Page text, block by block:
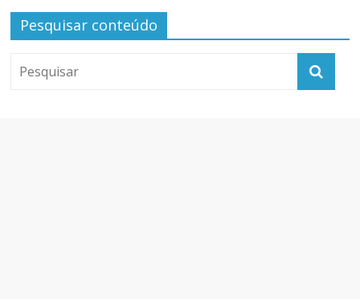
Pesquisar conteúdo